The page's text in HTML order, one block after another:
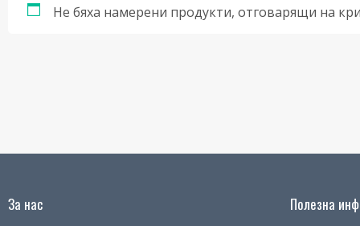
Не бяха намерени продукти, отговарящи на
За нас Полезна